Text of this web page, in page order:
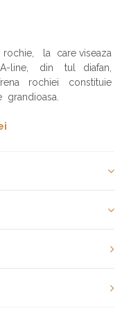
la care viseaza
line, din tul diafan,
rochiei constituie